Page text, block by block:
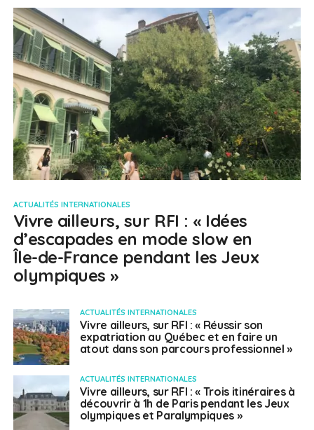
ACTUALITÉS INTERNATIONALES
Vivre ailleurs, sur RFI : « Idées
d’escapades en mode slow en
Île-de-France pendant les Jeux
olympiques »
ACTUALITÉS INTERNATIONALES
Vivre ailleurs, sur RFI : « Réussir son
expatriation au Québec et en faire un
atout dans son parcours professionnel »
ACTUALITÉS INTERNATIONALES
Vivre ailleurs, sur RFI : « Trois itinéraires à
découvrir à 1h de Paris pendant les Jeux
olympiques et Paralympiques »